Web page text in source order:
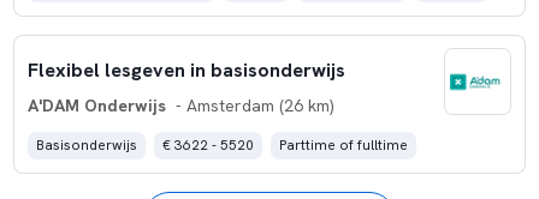
Flexibel lesgeven in basisonderwijs
A'DAM Onderwijs - Amsterdam (26 km)
Basisonderwijs € 3622 - 5520 Parttime of fulltime